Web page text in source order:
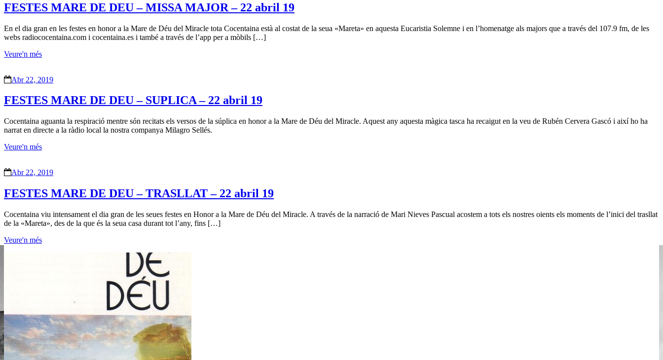
FESTES MARE DE DEU – MISSA MAJOR – 22 abril 19
En el dia gran en les festes en honor a la Mare de Déu del Miracle tota Cocentaina està al costat de la seua «Mareta» en aquesta Eucaristia Solemne i en l’homenatge als majors que a través del 107.9 fm, de les
webs radiococentaina.com i cocentaina.es i també a través de l’app per a mòbils […]
Veure'n més
Abr 22, 2019
FESTES MARE DE DEU – SUPLICA – 22 abril 19
Cocentaina aguanta la respiració mentre són recitats els versos de la súplica en honor a la Mare de Déu del Miracle. Aquest any aquesta màgica tasca ha recaigut en la veu de Rubén Cervera Gascó i així ho ha
narrat en directe a la ràdio local la nostra companya Milagro Sellés.
Veure'n més
Abr 22, 2019
FESTES MARE DE DEU – TRASLLAT – 22 abril 19
Cocentaina viu intensament el dia gran de les seues festes en Honor a la Mare de Déu del Miracle. A través de la narració de Mari Nieves Pascual acostem a tots els nostres oients els moments de l’inici del trasllat
de la «Mareta», des de la que és la seua casa durant tot l’any, fins […]
Veure'n més